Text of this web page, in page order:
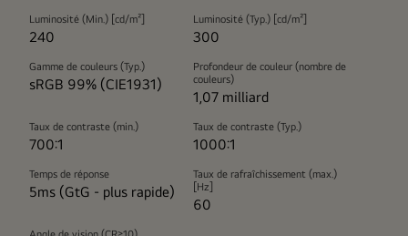
Luminosité (Min.) [cd/m²]
240
Luminosité (Typ.) [cd/m²]
300
Gamme de couleurs (Typ.)
sRGB 99% (CIE1931)
Profondeur de couleur (nombre de
couleurs)
1,07 milliard
Taux de contraste (min.)
700:1
Taux de contraste (Typ.)
1000:1
Temps de réponse
5ms (GtG - plus rapide)
Taux de rafraîchissement (max.)
[Hz]
60